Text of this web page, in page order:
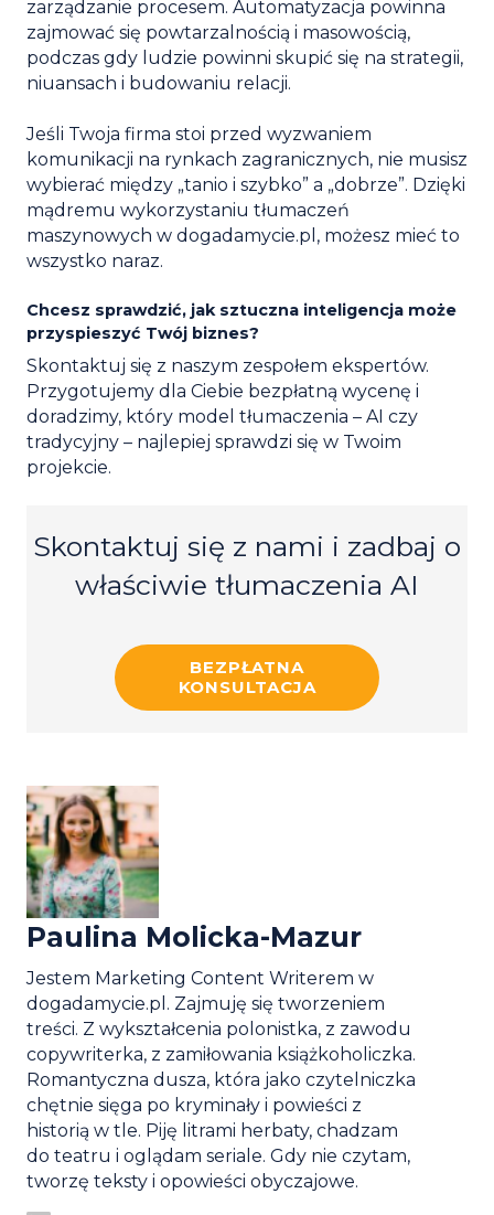
zarządzanie procesem. Automatyzacja powinna
zajmować się powtarzalnością i masowością,
podczas gdy ludzie powinni skupić się na strategii,
niuansach i budowaniu relacji.
Jeśli Twoja firma stoi przed wyzwaniem
komunikacji na rynkach zagranicznych, nie musisz
wybierać między „tanio i szybko” a „dobrze”. Dzięki
mądremu wykorzystaniu tłumaczeń
maszynowych w dogadamycie.pl, możesz mieć to
wszystko naraz.
Chcesz sprawdzić, jak sztuczna inteligencja może
przyspieszyć Twój biznes?
Skontaktuj się z naszym zespołem ekspertów.
Przygotujemy dla Ciebie bezpłatną wycenę i
doradzimy, który model tłumaczenia – AI czy
tradycyjny – najlepiej sprawdzi się w Twoim
projekcie.
Skontaktuj się z nami i zadbaj o
właściwie tłumaczenia AI
BEZPŁATNA
KONSULTACJA
Paulina Molicka-Mazur
Jestem Marketing Content Writerem w
dogadamycie.pl. Zajmuję się tworzeniem
treści. Z wykształcenia polonistka, z zawodu
copywriterka, z zamiłowania książkoholiczka.
Romantyczna dusza, która jako czytelniczka
chętnie sięga po kryminały i powieści z
historią w tle. Piję litrami herbaty, chadzam
do teatru i oglądam seriale. Gdy nie czytam,
tworzę teksty i opowieści obyczajowe.